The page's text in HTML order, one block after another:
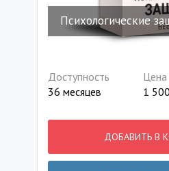
Психологические
Доступность
36 месяцев
Цена
1
ДОБАВИТЬ В